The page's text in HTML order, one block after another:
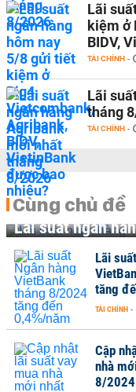
Lãi
kiệm ở
BIDV,
TÀI CHÍNH -
Lãi
tháng
TÀI CHÍNH -
Cùng chủ đề
Lãi suất ngân
Lãi
tăng
TÀI CHÍNH -
Cập
nhà
8/2024